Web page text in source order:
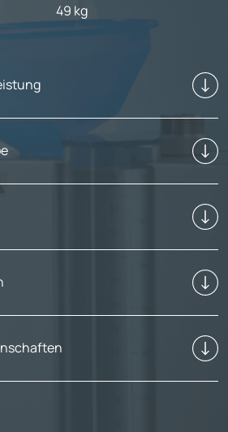
49 kg